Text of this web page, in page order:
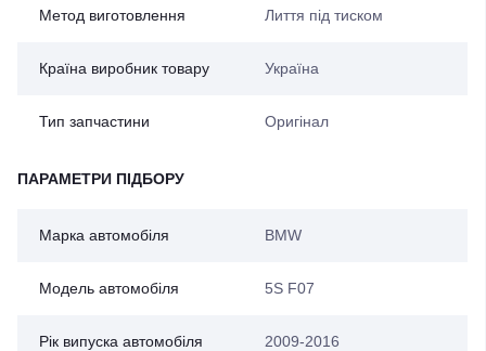
Метод виготовлення Лиття під тиском
Країна виробник товару Україна
Тип запчастини Оригінал
ПАРАМЕТРИ ПІДБОРУ
Марка автомобіля BMW
Модель автомобіля 5S F07
Рік випуска автомобіля 2009-2016